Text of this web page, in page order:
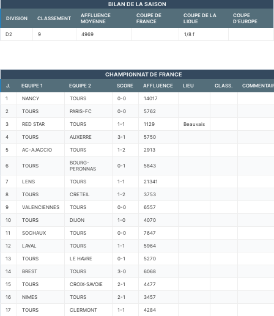
BILAN DE LA SAISON
DIVISION CLASSEMENT
AFFLUENCE
MOYENNE
COUPE DE
FRANCE
COUPE DE LA
LIGUE
COUPE
D'EUROPE
D2 9 4969 1/8 f
CHAMPIONNAT DE FRANCE
J. EQUIPE 1 EQUIPE 2 SCORE AFFLUENCE LIEU CLASS.
1 NANCY TOURS 0-0 14017
2 TOURS PARIS-FC 0-0 5762
3 RED STAR TOURS 1-1 1129 Beauvais
4 TOURS AUXERRE 3-1 5750
5 AC-AJACCIO TOURS 1-2 2913
6 TOURS
BOURG-
PERONNAS
0-1 5843
7 LENS TOURS 1-1 21341
8 TOURS CRETEIL 1-2 3753
9 VALENCIENNES TOURS 0-0 6557
10 TOURS DIJON 1-0 4070
11 SOCHAUX TOURS 0-0 7647
12 LAVAL TOURS 1-1 5964
13 TOURS LE HAVRE 0-1 5270
14 BREST TOURS 3-0 6068
15 TOURS CROIX-SAVOIE 2-1 4477
16 NIMES TOURS 2-1 3457
17 TOURS CLERMONT 1-1 4284